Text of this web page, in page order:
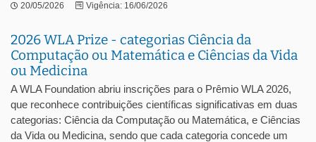
20/05/2026 Vigência: 16/06/2026
2026 WLA Prize - categorias Ciência da
Computação ou Matemática e Ciências da Vida
ou Medicina
A WLA Foundation abriu inscrições para o Prêmio WLA 2026,
que reconhece contribuições científicas significativas em duas
categorias: Ciência da Computação ou Matemática, e Ciências
da Vida ou Medicina, sendo que cada categoria concede um